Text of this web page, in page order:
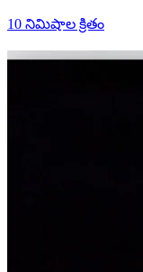
10 నిమిషాల క్రితం